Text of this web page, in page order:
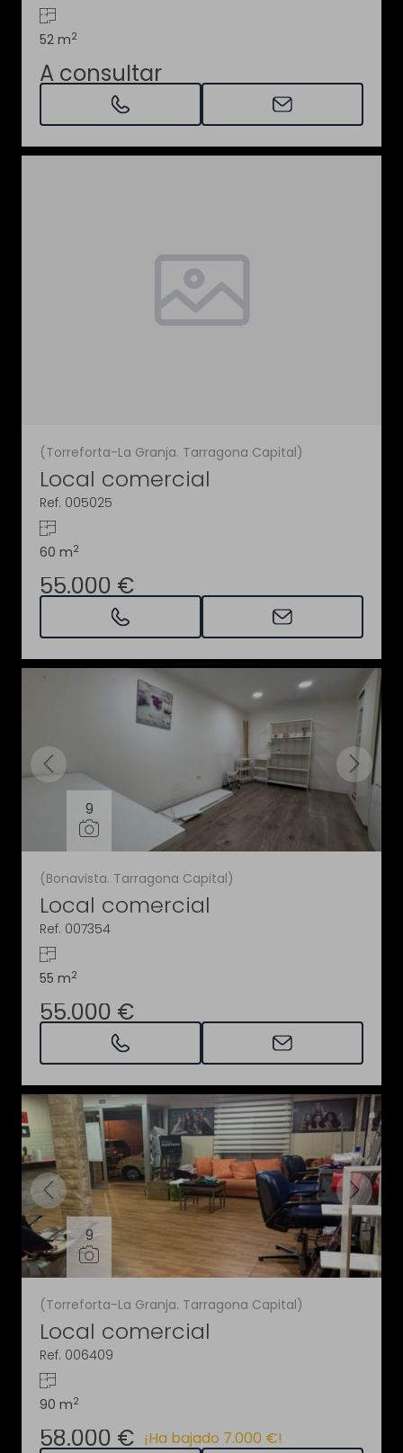
52 m2
A consultar
(Torreforta-La Granja. Tarragona Capital)
Local comercial
Ref. 005025
60 m2
55.000 €
9
(Bonavista. Tarragona Capital)
Local comercial
Ref. 007354
55 m2
55.000 €
9
(Torreforta-La Granja. Tarragona Capital)
Local comercial
Ref. 006409
90 m2
58.000 € ¡Ha bajado 7.000 €!